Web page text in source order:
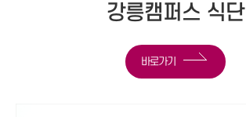
강릉캠퍼스 식단
바로가기